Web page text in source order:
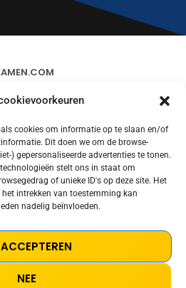
cookies om informatie op te slaan en/of
Dit doen we om de browse-
) gepersonaliseerde advertenties te tonen.
stelt ons in staat om
of unieke ID's op deze site. Het
intrekken van toestemming kan
nadelig beïnvloeden.
NEE